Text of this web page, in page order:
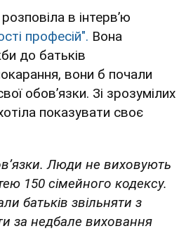
в інтервʼю
професій". Вона
до батьків
вони б почали
обовʼязки. Зі зрозумілих
показувати своє
Люди не виховують
150 сімейного кодексу.
батьків звільняти з
за недбале виховання